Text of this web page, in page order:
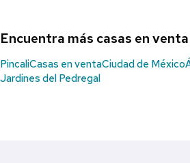
Encuentra más casas en venta
PincaliCasas en ventaCiudad de México
Jardines del Pedregal